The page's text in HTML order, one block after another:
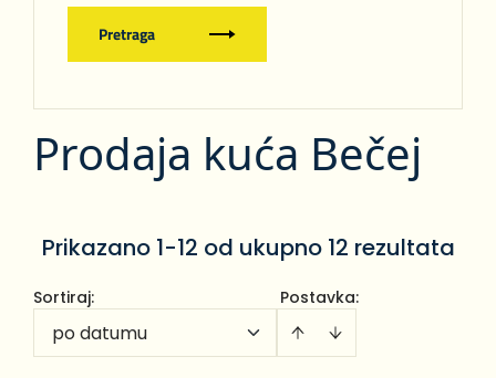
Pretraga
Prodaja kuća Bečej
Prikazano 1-12 od ukupno 12 rezultata
Postavka:
Sortiraj:
po datumu